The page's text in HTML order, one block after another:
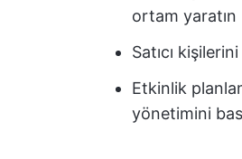
ortam yaratın
Satıcı
Etkinlik
yönetimini